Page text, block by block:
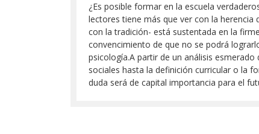
¿Es posible formar en la escuela
lectores tiene más que ver con la
con la tradición- está sustentada en la
convencimiento de que no se podrá
psicología.A partir de un análisis
sociales hasta la definición curricular o la
duda será de capital importancia para el